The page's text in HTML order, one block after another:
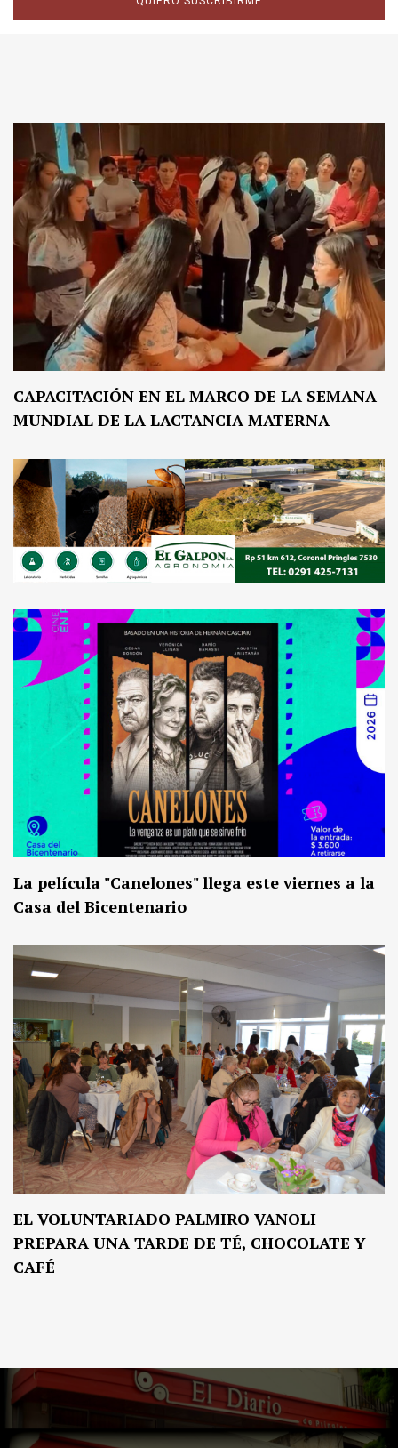
CAPACITACIÓN EN EL MARCO DE LA SEMANA
MUNDIAL DE LA LACTANCIA MATERNA
La película "Canelones" llega este viernes a la
Casa del Bicentenario
EL VOLUNTARIADO PALMIRO VANOLI
PREPARA UNA TARDE DE TÉ, CHOCOLATE Y
CAFÉ